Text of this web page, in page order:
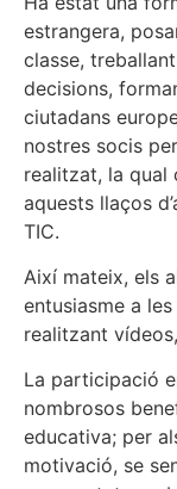
estrangera,
classe,
decisions,
ciutadans
nostres socis
realitzat, la qual
aquests llaços
TIC.
Així mateix, els
entusiasme a
realitzant
La participació
nombrosos
educativa; per
motivació, se